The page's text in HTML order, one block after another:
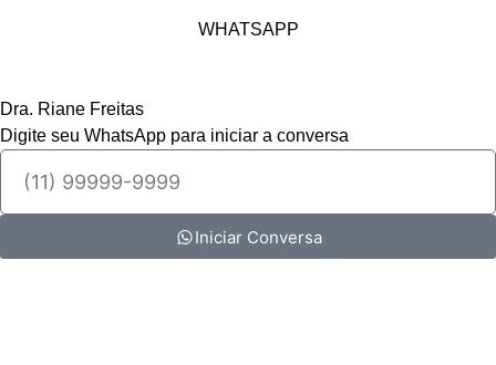
WHATSAPP
Dra. Riane Freitas
Digite seu WhatsApp para iniciar a conversa
Iniciar Conversa